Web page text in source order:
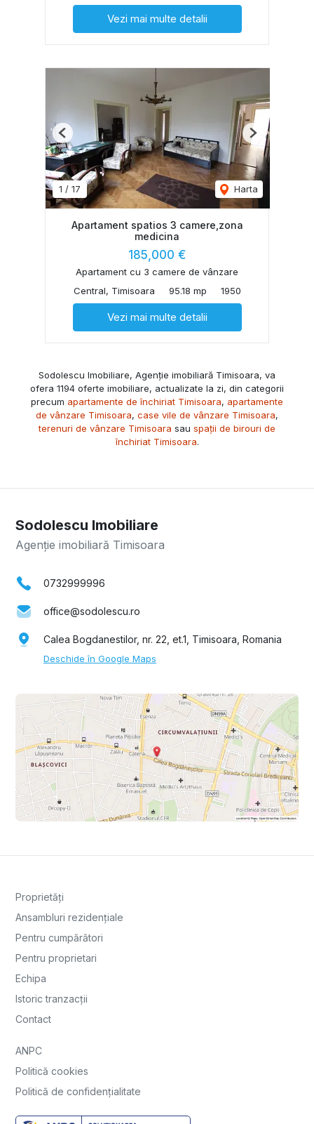
Vezi mai multe detalii
1 / 17 Harta
Previous Next
Apartament spatios 3 camere,zona
medicina
185,000 €
Apartament cu 3 camere de vânzare
Central, Timisoara
95.18 mp 1950
Vezi mai multe detalii
Sodolescu Imobiliare, Agenție imobiliară Timisoara, va
ofera 1194 oferte imobiliare, actualizate la zi, din categorii
precum apartamente de închiriat Timisoara, apartamente
de vânzare Timisoara, case vile de vânzare Timisoara,
terenuri de vânzare Timisoara sau spații de birouri de
închiriat Timisoara.
Sodolescu Imobiliare
Agenție imobiliară Timisoara
0732999996
office@sodolescu.ro
Calea Bogdanestilor, nr. 22, et.1, Timisoara, Romania
Deschide în Google Maps
Proprietăți
Ansambluri rezidențiale
Pentru cumpărători
Pentru proprietari
Echipa
Istoric tranzacții
Contact
ANPC
Politică cookies
Politică de confidențialitate